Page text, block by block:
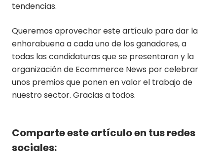
tendencias.
Queremos aprovechar este artículo para dar la
enhorabuena a cada uno de los ganadores, a
todas las candidaturas que se presentaron y la
organización de Ecommerce News por celebrar
unos premios que ponen en valor el trabajo de
nuestro sector. Gracias a todos.
Comparte este artículo en tus redes
sociales: